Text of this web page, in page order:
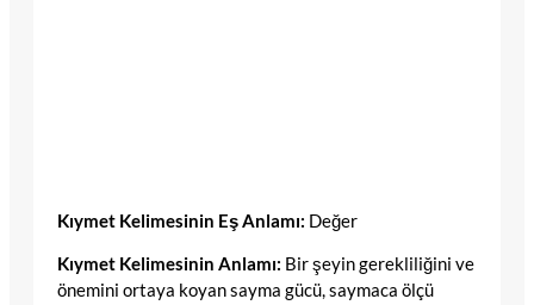
Kıymet Kelimesinin Eş Anlamı: Değer
Kıymet Kelimesinin Anlamı: Bir şeyin gerekliliğini ve
önemini ortaya koyan sayma gücü, saymaca ölçü